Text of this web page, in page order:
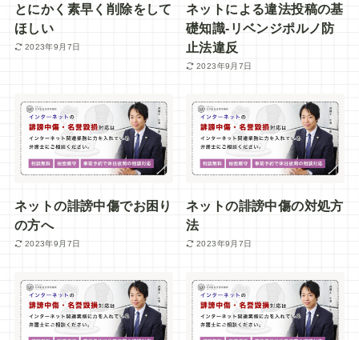
とにかく素早く削除をして
ほしい
2023年9月7日
ネットによる違法投稿の基
礎知識-リベンジポルノ防
止法違反
2023年9月7日
ネットの誹謗中傷でお困り
の方へ
2023年9月7日
ネットの誹謗中傷の対処方
法
2023年9月7日